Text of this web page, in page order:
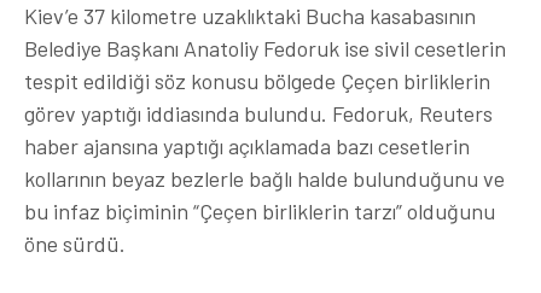
Kiev’e 37 kilometre uzaklıktaki Bucha kasabasının
Belediye Başkanı Anatoliy Fedoruk ise sivil cesetlerin
tespit edildiği söz konusu bölgede Çeçen birliklerin
görev yaptığı iddiasında bulundu. Fedoruk, Reuters
haber ajansına yaptığı açıklamada bazı cesetlerin
kollarının beyaz bezlerle bağlı halde bulunduğunu ve
bu infaz biçiminin “Çeçen birliklerin tarzı” olduğunu
öne sürdü.